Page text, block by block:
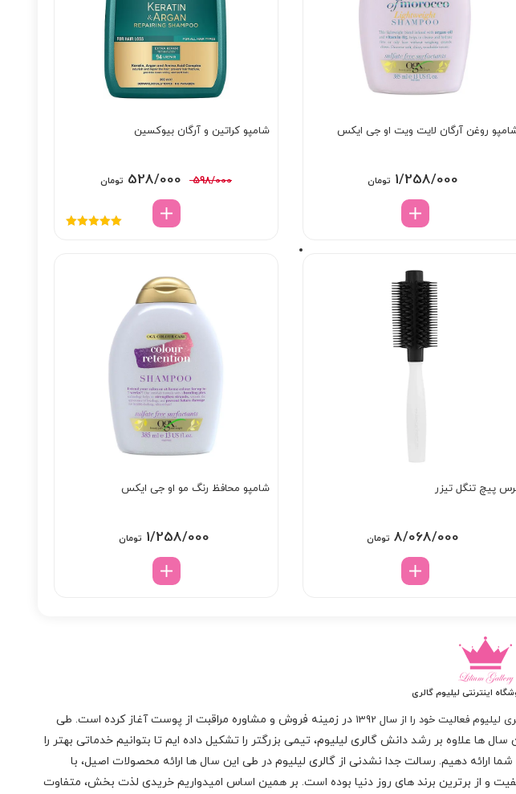
روغن آرگان لایت ویت او جی ایکس
1/258/000 تومان
شامپو کراتین و آرگان بیوکسین
598/000
قیمت
اصلی:
598/000 تومان
528/000 تومانقیمت
528/000 تومان.
پیچ تنگل تیزر
8/068/000 تومان
شامپو محافظ رنگ مو او جی ایکس
1/258/000 تومان
اینترنتی لیلیوم گالری
لیلیوم فعالیت خود را از سال 1392
در زمینه فروش و مشاوره مراقبت از پوست آغاز کرده است. طی
سال ها علاوه بر رشد دانش گالری لیلیوم، تیمی بزرگتر را تشکیل داده ایم تا بتوانیم خدماتی بهتر را
شما ارائه دهیم. رسالت جدا نشدنی از گالری لیلیوم در طی این سال ها ارائه محصولات اصیل، با
و از برترین برند های روز دنیا بوده است. بر همین اساس امیدواریم خریدی لذت بخش، متفاوت